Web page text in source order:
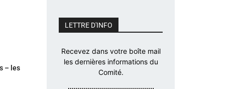
– les
VENIR
LETTRE D'INFO
Recevez dans votre boîte mail
les dernières informations du
Comité.